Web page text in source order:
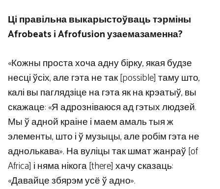
Ці правільна выкарыстоўваць тэрміны
Afrobeats і Afrofusion узаемазаменна?
«Кожны проста хоча адну бірку, якая будзе
несці ўсіх, але гэта не так [possible] таму што,
калі вы паглядзіце на гэта як на крэатыў, вы
скажаце: «Я адрозніваюся ад гэтых людзей.
Мы ў адной краіне і маем амаль тыя ж
элементы, што і ў музыцы, але робім гэта не
аднолькава». На вуліцы так шмат жанраў [of
Africa] і няма нікога [there] хачу сказаць:
«Давайце збярэм усё ў адно».